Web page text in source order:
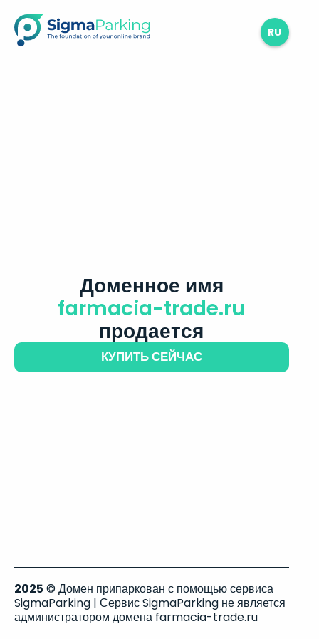
RU
Доменное имя
farmacia-trade.ru
продается
КУПИТЬ СЕЙЧАС
2025 © Домен припаркован с помощью сервиса
SigmaParking | Сервис SigmaParking не является
администратором домена farmacia-trade.ru